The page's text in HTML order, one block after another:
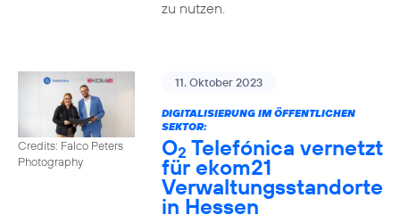
zu nutzen.
Credits: Falco Peters
Photography
11. Oktober 2023
DIGITALISIERUNG IM ÖFFENTLICHEN
SEKTOR:
O2 Telefónica vernetzt
für ekom21
Verwaltungsstandorte
in Hessen